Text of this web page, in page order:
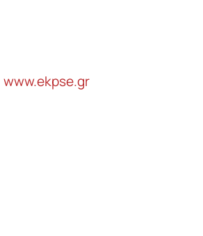
www.ekpse.gr